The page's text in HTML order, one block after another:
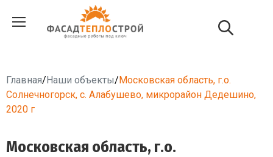
Главная/Наши объекты/Московская область, г.о.
Солнечногорск, с. Алабушево, микрорайон Дедешино,
2020 г
Московская область, г.о.